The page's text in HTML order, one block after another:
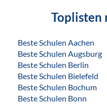
Toplisten
Beste Schulen Aachen
Beste Schulen Augsburg
Beste Schulen Berlin
Beste Schulen Bielefeld
Beste Schulen Bochum
Beste Schulen Bonn